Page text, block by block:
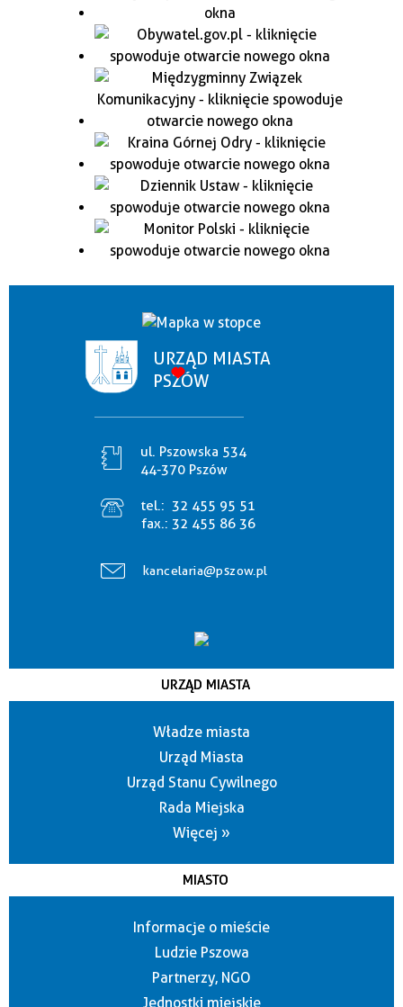
URZĄD MIASTA
PSZÓW
ul. Pszowska 534
44-370 Pszów
tel.: 32 455 95 51
fax.: 32 455 86 36
kancelaria@pszow.pl
URZĄD MIASTA
Władze miasta
Urząd Miasta
Urząd Stanu Cywilnego
Rada Miejska
Więcej »
MIASTO
Informacje o mieście
Ludzie Pszowa
Partnerzy, NGO
Jednostki miejskie